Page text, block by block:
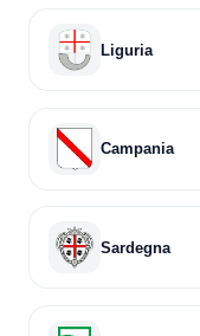
Liguria
Campania
Sardegna